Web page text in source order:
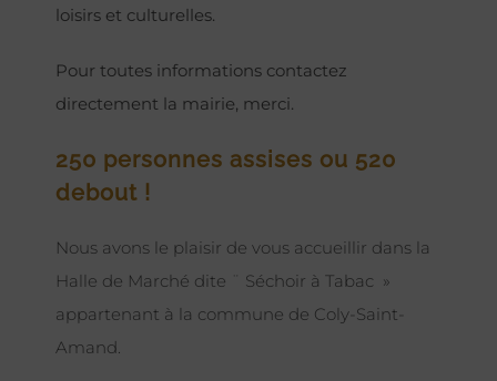
loisirs et culturelles.
Pour toutes informations contactez
directement la mairie, merci.
250 personnes assises ou 520
debout !
Nous avons le plaisir de vous accueillir dans la
Halle de Marché dite ¨ Séchoir à Tabac »
appartenant à la commune de Coly-Saint-
Amand.